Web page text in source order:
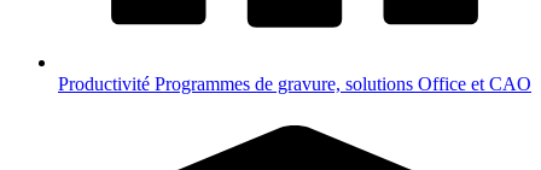
Productivité Programmes de gravure, solutions Office et CAO